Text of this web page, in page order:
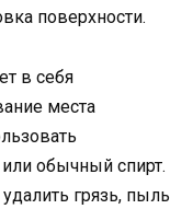
поверхности.
в себя
места
обычный спирт.
грязь, пыль